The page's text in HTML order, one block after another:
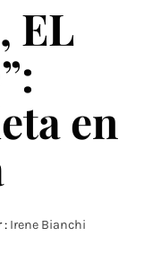
EL
en
: Irene Bianchi